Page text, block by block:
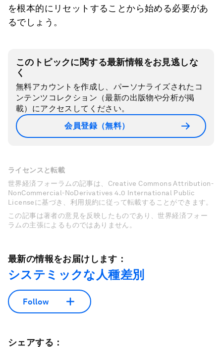
を根本的にリセットすることから始める必要があ
るでしょう。
このトピックに関する最新情報をお見逃しな
く
無料アカウントを作成し、パーソナライズされたコ
ンテンツコレクション（最新の出版物や分析が掲
載）にアクセスしてください。
会員登録（無料）
ライセンスと転載
世界経済フォーラムの記事は、Creative Commons Attribution-
NonCommercial-NoDerivatives 4.0 International Public
Licenseに基づき、利用規約に従って転載することができます。
この記事は著者の意見を反映したものであり、世界経済フォー
ラムの主張によるものではありません。
最新の情報をお届けします：
システミックな人種差別
Follow
シェアする：